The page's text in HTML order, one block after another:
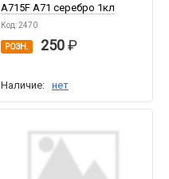
A715F A71 серебро 1кл
Код: 2470
РОЗН. 250
Наличие: нет